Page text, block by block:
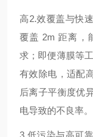
高2.效覆盖与快
覆盖 2m 距离，
求；即便薄膜等
有效除电，适配
后离子平衡度优
电导致的不良率。
3.低污染与高可